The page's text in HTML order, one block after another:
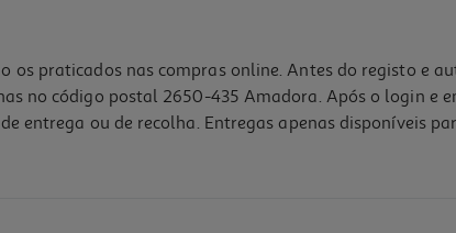
os praticados nas compras online. Antes do registo e
no código postal 2650-435 Amadora. Após o login e
entrega ou de recolha. Entregas apenas disponíveis